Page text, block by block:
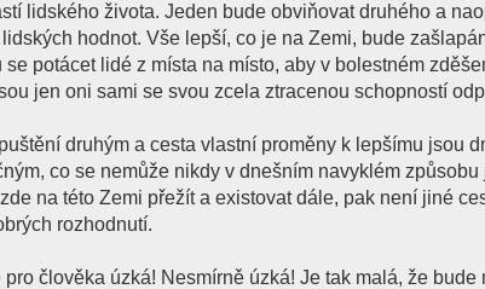
lidského života. Jeden bude obviňovat druhého a
hodnot. Vše lepší, co je na Zemi, bude
potácet lidé z místa na místo, aby v bolestném
jen oni sami se svou zcela ztracenou schopností
druhým a cesta vlastní proměny k lepšímu jsou
co se nemůže nikdy v dnešním navyklém
na této Zemi přežít a existovat dále, pak není jiné
rozhodnutí.
člověka úzká! Nesmírně úzká! Je tak malá, že bude